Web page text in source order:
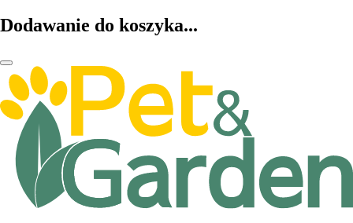
Dodawanie do koszyka...